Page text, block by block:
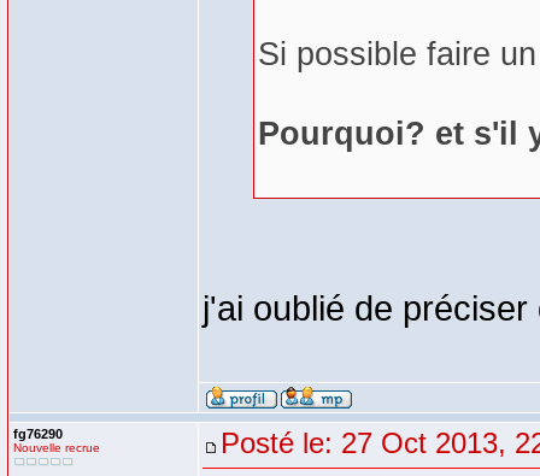
Si possible faire
Pourquoi? et s'il
j'ai oublié de
fg76290
Nouvelle recrue Posté le: 27 Oct 2013,